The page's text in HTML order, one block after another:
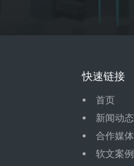
快速链接
首页
新闻动态
合作媒体
软文案例